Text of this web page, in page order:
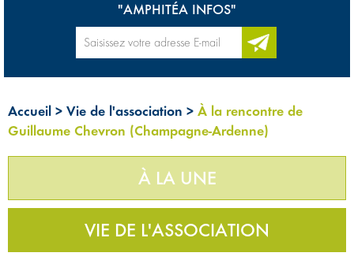
"AMPHITÉA INFOS"
Accueil > Vie de l'association > À la rencontre de
Guillaume Chevron (Champagne-Ardenne)
À LA UNE
VIE DE L'ASSOCIATION